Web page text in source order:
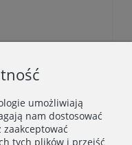
umożliwiają
nam dostosować
tych plików i przejść